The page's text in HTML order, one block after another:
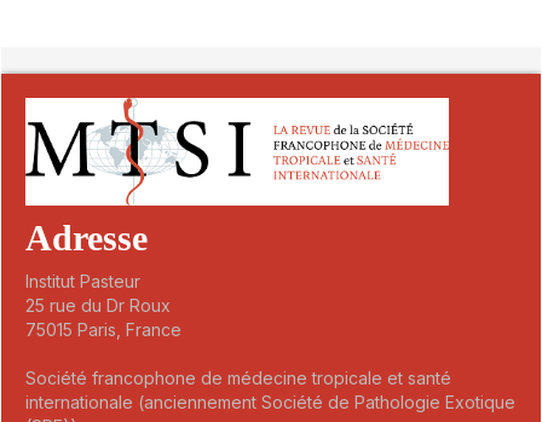
Adresse
Institut Pasteur
25 rue du Dr Roux
75015 Paris, France
Société francophone de médecine tropicale et santé
internationale (anciennement Société de Pathologie Exotique